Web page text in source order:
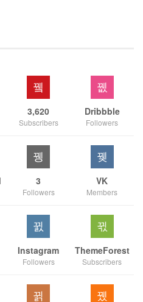
3,620
Subscribers
Dribbble
Followers
3
Followers
VK
Members
Instagram
Followers
ThemeForest
Subscribers